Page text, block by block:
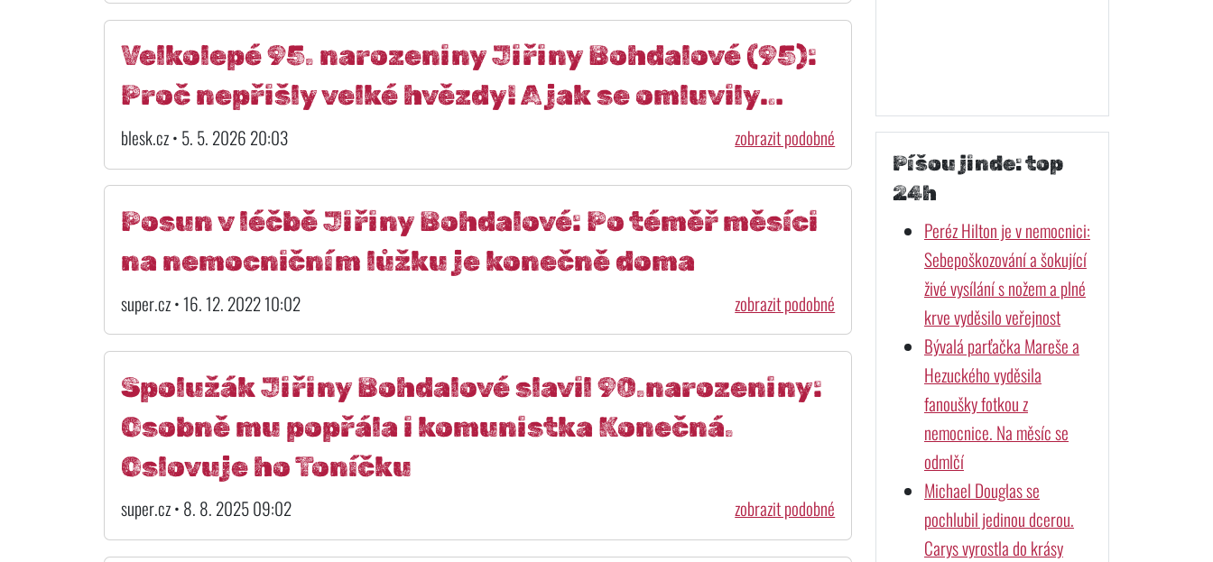
Velkolepé 95. narozeniny Jiřiny Bohdalové (95):
Proč nepřišly velké hvězdy! A jak se omluvily…
blesk.cz • 5. 5. 2026 20:03 zobrazit podobné
Posun v léčbě Jiřiny Bohdalové: Po téměř měsíci
na nemocničním lůžku je konečně doma
super.cz • 16. 12. 2022 10:02 zobrazit podobné
Spolužák Jiřiny Bohdalové slavil 90.narozeniny:
Osobně mu popřála i komunistka Konečná.
Oslovuje ho Toníčku
super.cz • 8. 8. 2025 09:02 zobrazit podobné
Píšou jinde: top
24h
Peréz Hilton je v nemocnici:
Sebepoškozování a šokující
živé vysílání s nožem a plné
krve vyděsilo veřejnost
Bývalá parťačka Mareše a
Hezuckého vyděsila
fanoušky fotkou z
nemocnice. Na měsíc se
odmlčí
Michael Douglas se
pochlubil jedinou dcerou.
Carys vyrostla do krásy